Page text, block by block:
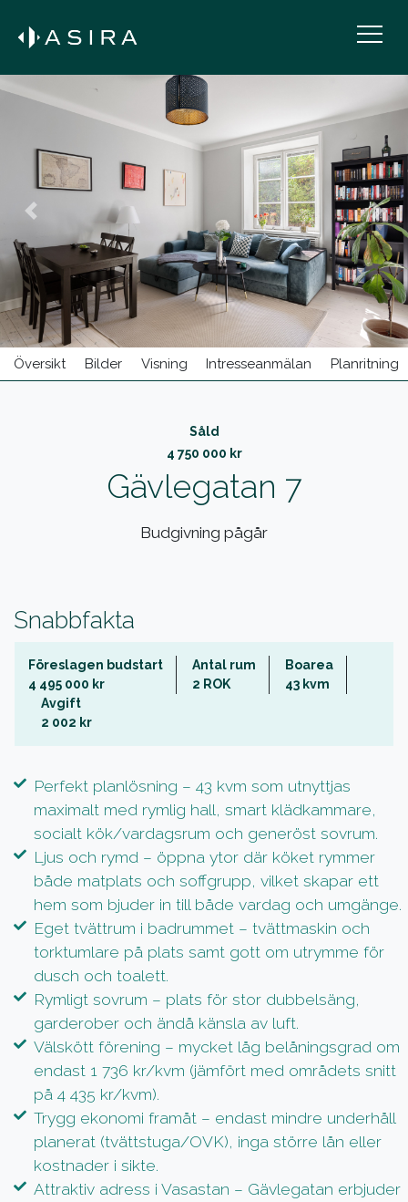
BOSTÄDER TILL SALU
HITTA MÄKLARE/PERSONAL
KONTOR
KARRIÄR
BUY IN SWEDEN
Previous Next
Översikt Bilder Visning Intresseanmälan Planritning
Såld
4 750 000 kr
Gävlegatan 7
Budgivning pågår
Snabbfakta
Föreslagen budstart
4 495 000 kr
Antal rum
2 ROK
Boarea
43 kvm
Avgift
2 002 kr
Perfekt planlösning – 43 kvm som utnyttjas
maximalt med rymlig hall, smart klädkammare,
socialt kök/vardagsrum och generöst sovrum.
Ljus och rymd – öppna ytor där köket rymmer
både matplats och soffgrupp, vilket skapar ett
hem som bjuder in till både vardag och umgänge.
Eget tvättrum i badrummet – tvättmaskin och
torktumlare på plats samt gott om utrymme för
dusch och toalett.
Rymligt sovrum – plats för stor dubbelsäng,
garderober och ändå känsla av luft.
Välskött förening – mycket låg belåningsgrad om
endast 1 736 kr/kvm (jämfört med områdets snitt
på 4 435 kr/kvm).
Trygg ekonomi framåt – endast mindre underhåll
planerat (tvättstuga/OVK), inga större lån eller
kostnader i sikte.
Attraktiv adress i Vasastan – Gävlegatan erbjuder